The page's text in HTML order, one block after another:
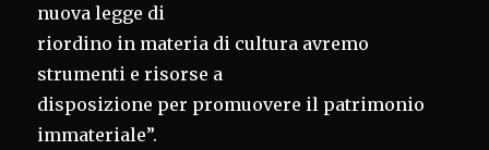
nuova legge di
riordino in materia di cultura avremo
strumenti e risorse a
disposizione per promuovere il patrimonio
immateriale”.